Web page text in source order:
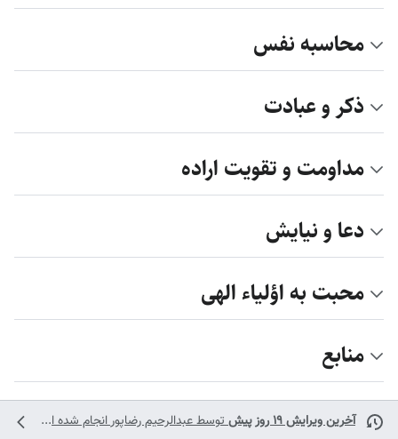
محاسبه نفس
ذکر و عبادت
مداومت و تقویت اراده
دعا و نیایش
محبت به اؤلیاء الهی
منابع
آخرین ویرایش ۱۹ روز پیش توسطعبدالرحیم رضاپورانجام شده است